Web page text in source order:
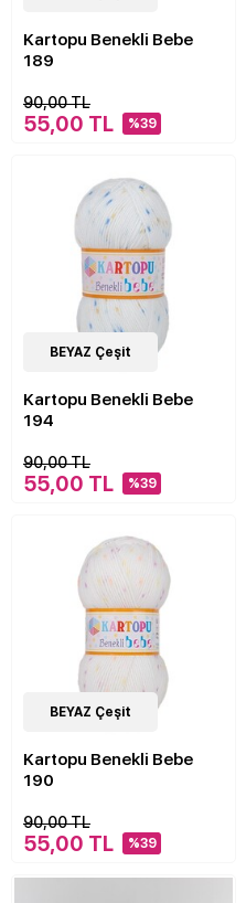
Kartopu Benekli Bebe
189
90,00 TL
55,00 TL %39
14Çeşit
BEYAZ Çeşit
Kartopu Benekli Bebe
194
90,00 TL
55,00 TL %39
14Çeşit
BEYAZ Çeşit
Kartopu Benekli Bebe
190
90,00 TL
55,00 TL %39